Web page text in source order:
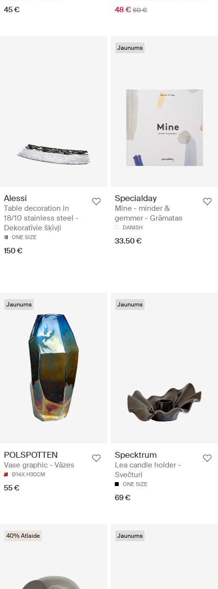
45 € 48 € 60 €
Alessi
Table decoration in
18/10 stainless steel -
Dekoratīvie šķīvji
ONE SIZE
150 €
Jaunums
Specialday
Mine - minder &
gemmer - Grāmatas
DANISH
33.50 €
Jaunums
POLSPOTTEN
Vase graphic - Vāzes
Ø14X H30CM
55 €
Jaunums
Specktrum
Lea candle holder -
Svečturi
ONE SIZE
69 €
40% Atlaide Jaunums